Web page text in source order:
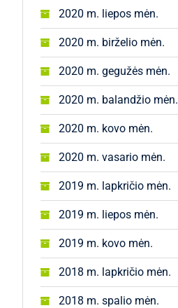
2020 m. liepos mėn.
2020 m. birželio mėn.
2020 m. gegužės mėn.
2020 m. balandžio mėn.
2020 m. kovo mėn.
2020 m. vasario mėn.
2019 m. lapkričio mėn.
2019 m. liepos mėn.
2019 m. kovo mėn.
2018 m. lapkričio mėn.
2018 m. spalio mėn.